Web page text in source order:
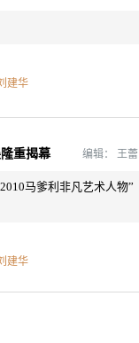
建华
重揭幕 编辑： 王蕾
马爹利非凡艺术人物”
建华